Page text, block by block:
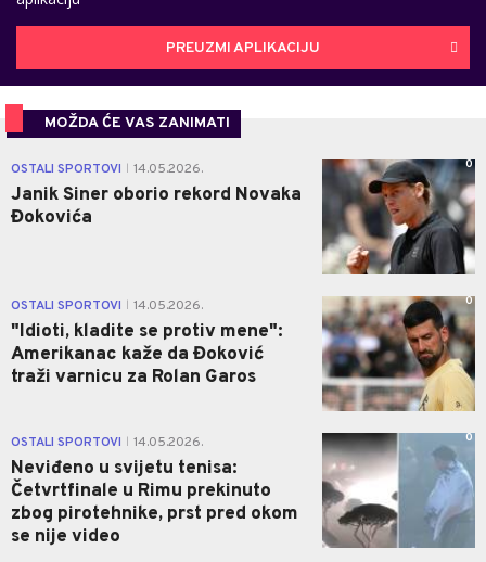
PREUZMI APLIKACIJU
MOŽDA ĆE VAS ZANIMATI
OSTALI SPORTOVI 14.05.2026.
Janik Siner oborio rekord Novaka
Đokovića
0
OSTALI SPORTOVI 14.05.2026.
"Idioti, kladite se protiv mene":
Amerikanac kaže da Đoković
traži varnicu za Rolan Garos
0
OSTALI SPORTOVI 14.05.2026.
Neviđeno u svijetu tenisa:
Četvrtfinale u Rimu prekinuto
zbog pirotehnike, prst pred okom
se nije video
0